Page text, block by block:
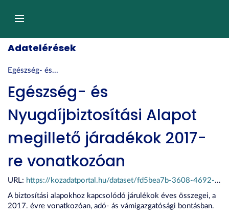
átugrásaNavigáció
Adatelérések
Egészség- és...
Egészség- és
Nyugdíjbiztosítási Alapot
megillető járadékok 2017-
re vonatkozóan
URL: https://kozadatportal.hu/dataset/fd5bea7b-3608-4692-9e41-e74154f87dbe/resource/3da5974a-1f80-4e5a-a0b2-89eee87af215/download/szolg_11_2017.xls
A biztosítási alapokhoz kapcsolódó járulékok éves összegei, a
2017. évre vonatkozóan, adó- ás vámigazgatósági bontásban.